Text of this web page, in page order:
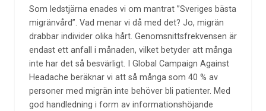
Som ledstjärna enades vi om mantrat ”Sveriges bästa
migränvård”. Vad menar vi då med det? Jo, migrän
drabbar individer olika hårt. Genomsnittsfrekvensen är
endast ett anfall i månaden, vilket betyder att många
inte har det så besvärligt. I Global Campaign Against
Headache beräknar vi att så många som 40 % av
personer med migrän inte behöver bli patienter. Med
god handledning i form av informationshöjande